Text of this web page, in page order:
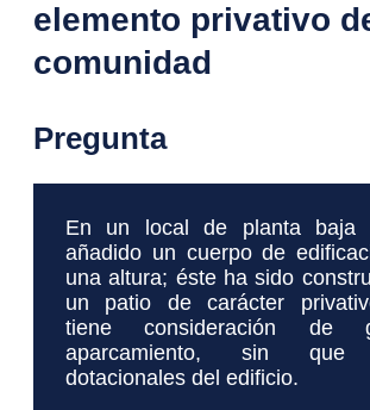
elemento privativo
comunidad
Pregunta
En un local de planta baja
añadido un cuerpo de
una altura; éste ha sido
un patio de carácter
tiene consideración de
aparcamiento, sin que
dotacionales del edificio.